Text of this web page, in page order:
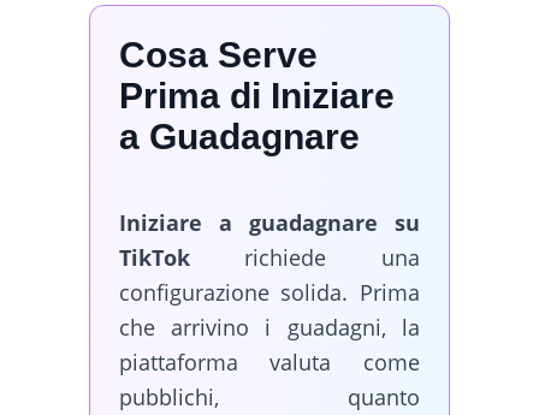
Cosa Serve
Prima di Iniziare
a Guadagnare
Iniziare a guadagnare su
TikTokrichiede una
configurazione solida. Prima
che arrivino i guadagni, la
piattaforma valuta come
pubblichi, quanto